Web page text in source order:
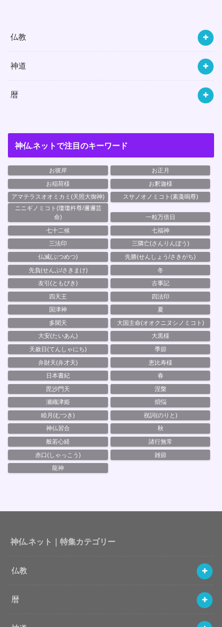
仏教
神道
暦
神仏.ネットで注目のキーワード
お彼岸
お正月
お稲荷様
お釈迦様
アマテラスオオミカミ(天照大御神)
スサノオノミコト(素戔嗚尊)
ニニギノミコト(瓊瓊杵尊/邇邇芸
命)
一粒万倍日
七十二候
七福神
三法印
三隣亡(さんりんぼう)
仏滅(ぶつめつ)
先勝(せんしょう/さきがち)
先負(せんぶ/さきまけ)
冬
友引(ともびき)
古事記
四天王
四法印
国津神
夏
多聞天
大国主命(オオクニヌシノミコト)
大安(たいあん)
大黒様
天赦日(てんしゃにち)
季節
弁財天(弁才天)
恵比寿様
日本書紀
春
毘沙門天
涅槃
瀬織津姫
煩悩
睦月(むつき)
祝詞(のりと)
神仏習合
秋
般若心経
諸行無常
赤口(しゃっこう)
雑節
龍神
神仏.ネット｜特集カテゴリー
仏教
暦